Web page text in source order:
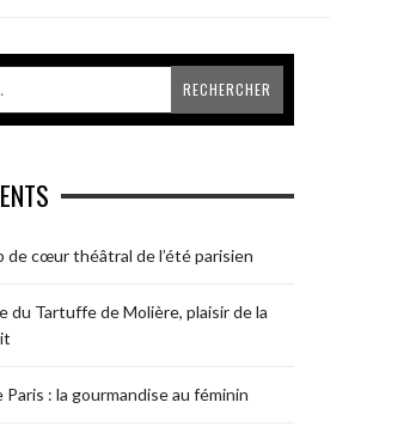
de cœur théâtral de l’été parisien
du Tartuffe de Molière, plaisir de la
: la gourmandise au féminin